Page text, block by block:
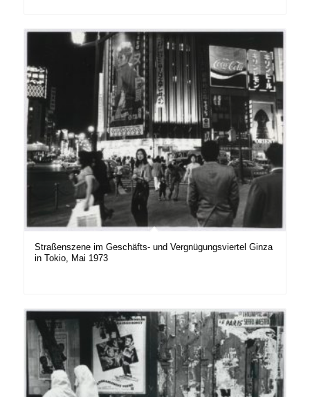
Straßenszene im Geschäfts- und Vergnügungsviertel Ginza
in Tokio, Mai 1973